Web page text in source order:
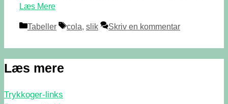
Læs Mere
Kategorier
Tabeller Tags
cola, slik Skriv en kommentar
Læs mere
Trykkoger-links